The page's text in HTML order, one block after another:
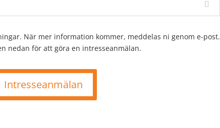
När mer information kommer, meddelas ni genom e-post.
nedan för att göra en intresseanmälan.
Intresseanmälan